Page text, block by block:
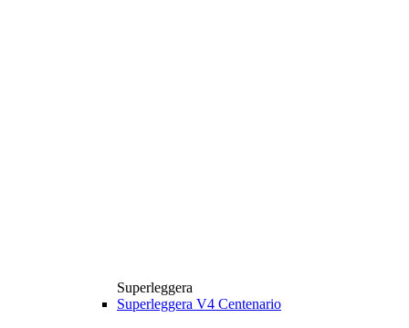
Superleggera
Superleggera V4 Centenario